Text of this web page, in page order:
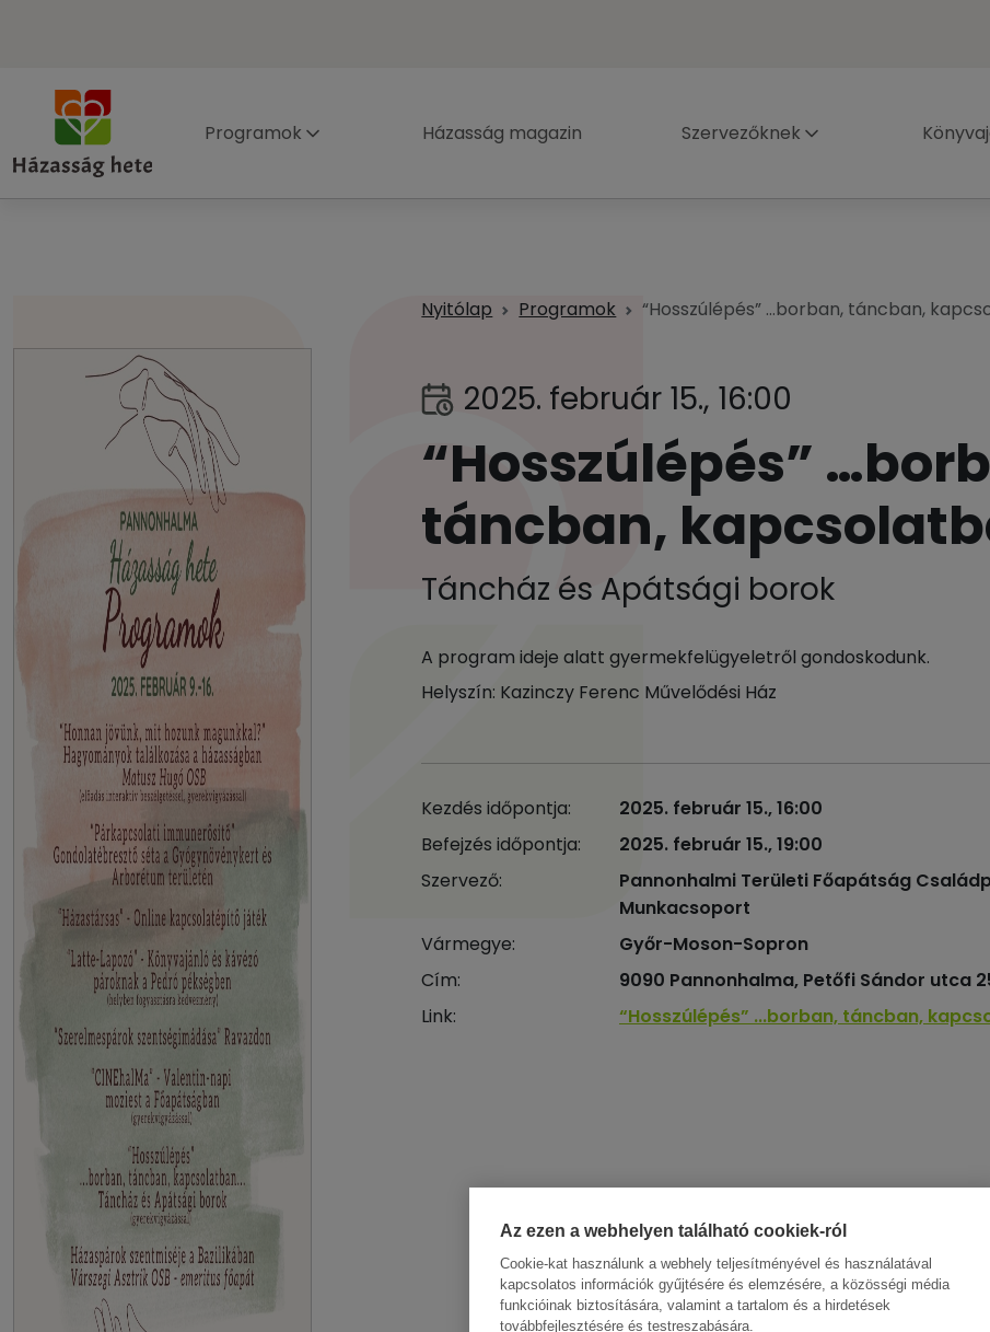
Programok Házasság magazin Szervezőknek
Nyitólap Programok “Hosszúlépés” …borban, táncban,
2025. február 15., 16:00
“Hosszúlépés”
táncban,
Táncház és Apátsági borok
A program ideje alatt gyermekfelügyeletről gondoskodunk.
Helyszín: Kazinczy Ferenc Művelődési Ház
Kezdés időpontja:
2025. február 15., 16:00
Befejzés időpontja:
2025. február 15., 19:00
Szervező:
Pannonhalmi Területi Főapátság
Munkacsoport
Vármegye:
Győr-Moson-Sopron
Cím:
9090 Pannonhalma, Petőfi Sándor utca
Link:
“Hosszúlépés” ...borban, táncban,
Az ezen a webhelyen található cookiek-ról
Cookie-kat használunk a webhely teljesítményével és használatával
kapcsolatos információk gyűjtésére és elemzésére, a közösségi média
funkcióinak biztosítására, valamint a tartalom és a hirdetések
továbbfejlesztésére és testreszabására.